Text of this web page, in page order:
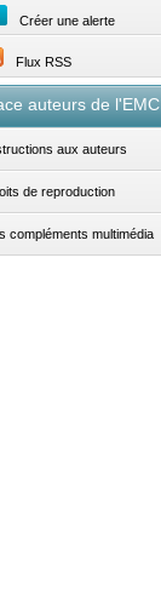
Créer une alerte
Flux RSS
auteurs de l'EMC
aux auteurs
de reproduction
compléments multimédia